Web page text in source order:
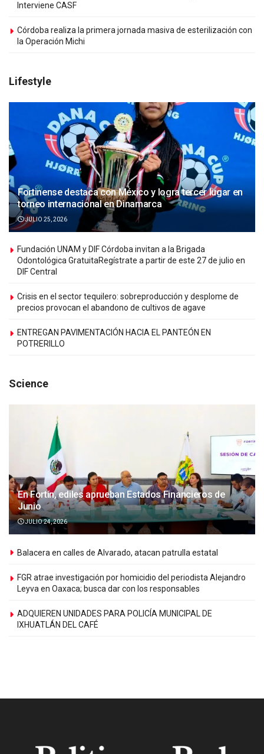
Interviene CASF
Córdoba realiza la primera jornada masiva de esterilización con
la Operación Michi
Lifestyle
Fortinense destaca con México y logra tercer lugar en
torneo internacional en Dinamarca
JULIO 25, 2026
Fundación UNAM y DIF Córdoba invitan a la Brigada
Odontológica GratuitaRegístrate a partir de este 27 de julio en
DIF Central
Crisis en el sector tequilero: sobreproducción y desplome de
precios provocan el abandono de cultivos de agave
ENTREGAN PAVIMENTACIÓN HACIA EL PANTEÓN EN
POTRERILLO
Science
En Fortín, ediles aprueban Estados Financieros de
Junio
JULIO 24, 2026
Balacera en calles de Alvarado, atacan patrulla estatal
FGR atrae investigación por homicidio del periodista Alejandro
Leyva en Oaxaca; busca dar con los responsables
ADQUIEREN UNIDADES PARA POLICÍA MUNICIPAL DE
IXHUATLÁN DEL CAFÉ